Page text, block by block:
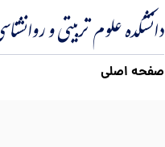
دانشکده علوم تربیتی و
صفحه اصلی